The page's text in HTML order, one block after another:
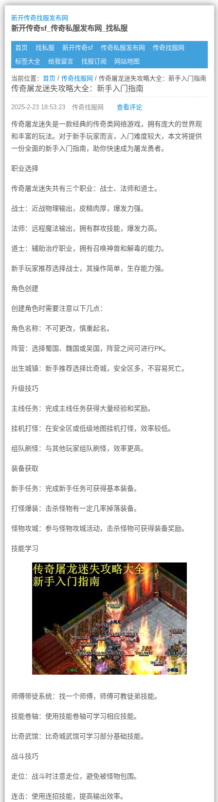
新开传奇找服发布网
新开传奇sf_传奇私服发布网_找私服
首页 找私服 新开传奇sf 传奇私服发布网
传奇找服网
标签大全
给我留言 找服订阅 网站地图
当前位置： 首页/ 传奇找服网 / 传奇屠龙迷失攻略大全：新手入门指南
传奇屠龙迷失攻略大全：新手入门指南
2025-2-23 18:53:23 传奇找服网 查看评论
传奇屠龙迷失是一款经典的传奇类网络游戏，拥有庞大的世界观
和丰富的玩法。对于新手玩家而言，入门难度较大，本文将提供
一份全面的新手入门指南，助你快速成为屠龙勇者。
职业选择
传奇屠龙迷失共有三个职业：战士、法师和道士。
战士：近战物理输出，皮糙肉厚，爆发力强。
法师：远程魔法输出，拥有群攻技能，爆发力高。
道士：辅助治疗职业，拥有召唤神兽和解毒的能力。
新手玩家推荐选择战士，其操作简单，生存能力强。
角色创建
创建角色时需要注意以下几点：
角色名称：不可更改，慎重起名。
阵营：选择蜀国、魏国或吴国，阵营之间可进行PK。
出生城镇：新手推荐选择比奇城，安全区多，不容易死亡。
升级技巧
主线任务：完成主线任务获得大量经验和奖励。
挂机打怪：在安全区或低级地图挂机打怪，效率较低。
组队刷怪：与其他玩家组队刷怪，效率更高。
装备获取
新手任务：完成新手任务可获得基本装备。
打怪爆装：击杀怪物有一定几率掉落装备。
怪物攻城：参与怪物攻城活动，击杀怪物可获得装备奖励。
技能学习
师傅带徒系统：找一个师傅，师傅可教徒弟技能。
技能卷轴：使用技能卷轴可学习相应技能。
比奇武馆：比奇城武馆可学习部分基础技能。
战斗技巧
走位：战斗时注意走位，避免被怪物包围。
连击：使用连招技能，提高输出效率。